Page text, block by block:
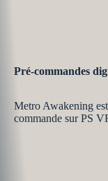
Pré-commandes
Metro Awakening
commande sur PS